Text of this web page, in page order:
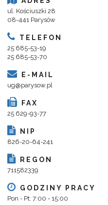
ul. Kościuszki 28
08-441 Parysów
TELEFON
25 685-53-19
25 685-53-70
E-MAIL
ug@parysow.pl
FAX
25 629-93-77
NIP
826-20-64-241
REGON
711582339
GODZINY PRACY
Pon - Pt: 7:00 - 15:00